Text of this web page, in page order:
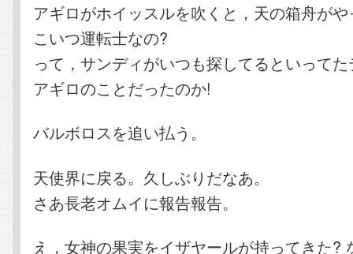
アギロがホイッスルを吹くと，天の箱舟が
こいつ運転士なの?
って，サンディがいつも探してるといって
アギロのことだったのか!
バルボロスを追い払う。
天使界に戻る。久しぶりだなあ。
さあ長老オムイに報告報告。
え，女神の果実をイザヤールが持ってきた?